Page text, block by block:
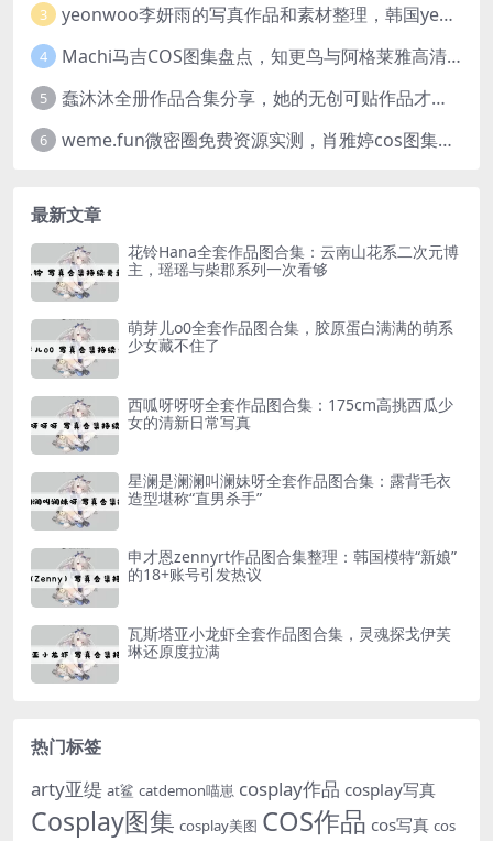
3 yeonwoo李妍雨的写真作品和素材整理，韩国yeonwoo牛奶胶卷完整版欣赏
4 Machi马吉COS图集盘点，知更鸟与阿格莱雅高清图包欣赏
5 蠢沐沐全册作品合集分享，她的无创可贴作品才是网友们的超爱
6 weme.fun微密圈免费资源实测，肖雅婷cos图集完整浏览体验
最新文章
花铃Hana全套作品图合集：云南山花系二次元博
主，瑶瑶与柴郡系列一次看够
萌芽儿o0全套作品图合集，胶原蛋白满满的萌系
少女藏不住了
西呱呀呀呀全套作品图合集：175cm高挑西瓜少
女的清新日常写真
星澜是澜澜叫澜妹呀全套作品图合集：露背毛衣
造型堪称“直男杀手”
申才恩zennyrt作品图合集整理：韩国模特“新娘”
的18+账号引发热议
瓦斯塔亚小龙虾全套作品图合集，灵魂探戈伊芙
琳还原度拉满
热门标签
arty亚缇 at鲨 catdemon喵崽 cosplay作品 cosplay写真
Cosplay图集 cosplay美图 COS作品 cos写真 cos